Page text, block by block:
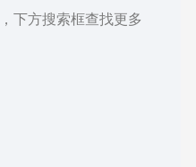
下方搜索框查找更多